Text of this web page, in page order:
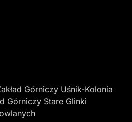
Górniczy Uśnik-Kolonia
Górniczy Stare Glinki